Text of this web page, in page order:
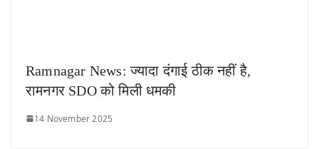
Ramnagar News: ज्यादा दंगाई ठीक नहीं है,
रामनगर SDO को मिली धमकी
14 November 2025